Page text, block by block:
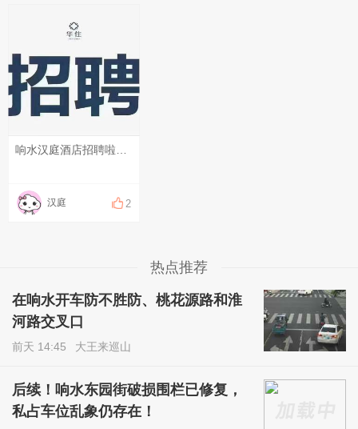
响水汉庭酒店招聘啦，现招聘❗️❗️前台服务员❗️❗️一名！待遇优厚，年终奖励，法定节假日3倍加班补助，缴纳保险，还有带薪年假 ，节日福利，免费提供工作餐，有无经验均可，提供一对一培训，有意者可联系 朱店18762500365面试地址：响水县黄海路76号财富广场！
汉庭 2
热点推荐
在响水开车防不胜防、桃花源路和淮
河路交叉口
前天 14:45 大王来巡山
后续！响水东园街破损围栏已修复，
私占车位乱象仍存在！